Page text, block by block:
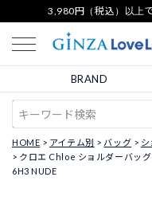
3,980円（税込）以上
BRAND
HOME アイテム別 バッグ
クロエ Chloe ショルダーバッ
6H3 NUDE